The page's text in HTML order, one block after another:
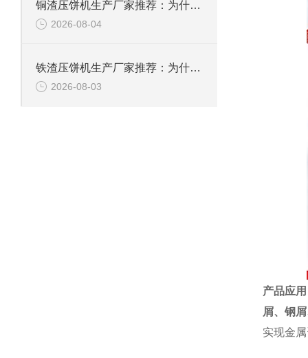
铜渣压饼机生产厂家推荐：为什么恩派特成为众多企业的信赖？
2026-08-04
铁渣压饼机生产厂家推荐：为什么恩派特成为众多企业的优选？
2026-08-03
产品应
屑、 钢屑
实现金